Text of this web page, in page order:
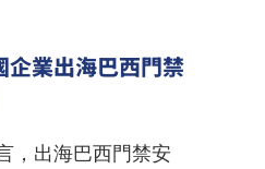
企業出海巴西門禁
，出海巴西門禁安